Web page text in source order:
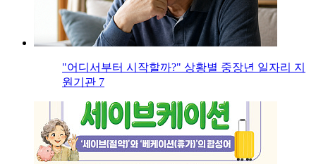
"어디서부터 시작할까?" 상황별 중장년 일자리 지
원기관 7